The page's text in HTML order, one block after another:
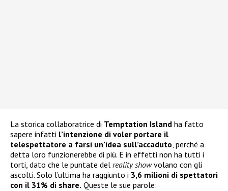
La storica collaboratrice di Temptation Island ha fatto
sapere infatti l’intenzione di voler portare il
telespettatore a farsi un’idea sull’accaduto, perché a
detta loro funzionerebbe di più. E in effetti non ha tutti i
torti, dato che le puntate del reality showvolano con gli
ascolti. Solo l’ultima ha raggiunto i 3,6 milioni di spettatori
con il 31% di share. Queste le sue parole: